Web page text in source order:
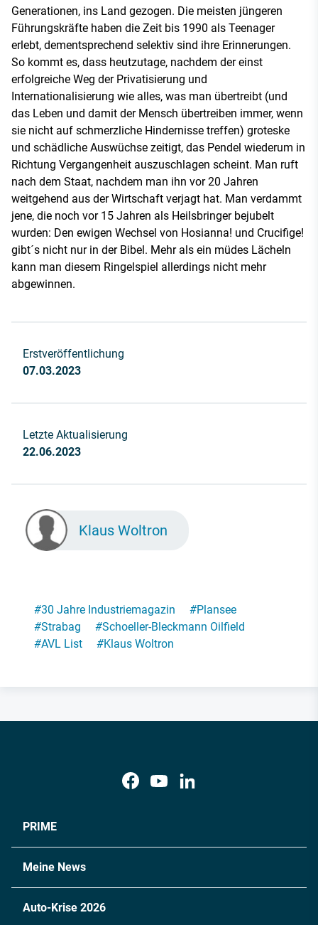
Generationen, ins Land gezogen. Die meisten jüngeren
Führungskräfte haben die Zeit bis 1990 als Teenager
erlebt, dementsprechend selektiv sind ihre Erinnerungen.
So kommt es, dass heutzutage, nachdem der einst
erfolgreiche Weg der Privatisierung und
Internationalisierung wie alles, was man übertreibt (und
das Leben und damit der Mensch übertreiben immer, wenn
sie nicht auf schmerzliche Hindernisse treffen) groteske
und schädliche Auswüchse zeitigt, das Pendel wiederum in
Richtung Vergangenheit auszuschlagen scheint. Man ruft
nach dem Staat, nachdem man ihn vor 20 Jahren
weitgehend aus der Wirtschaft verjagt hat. Man verdammt
jene, die noch vor 15 Jahren als Heilsbringer bejubelt
wurden: Den ewigen Wechsel von Hosianna! und Crucifige!
gibt´s nicht nur in der Bibel. Mehr als ein müdes Lächeln
kann man diesem Ringelspiel allerdings nicht mehr
abgewinnen.
Erstveröffentlichung
07.03.2023
Letzte Aktualisierung
22.06.2023
Klaus Woltron
#30 Jahre Industriemagazin #Plansee
#Strabag #Schoeller-Bleckmann Oilfield
#AVL List #Klaus Woltron
PRIME
Meine News
Auto-Krise 2026